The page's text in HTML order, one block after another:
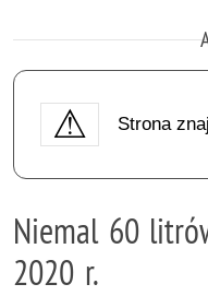
Strona
Niemal 60
2020 r.